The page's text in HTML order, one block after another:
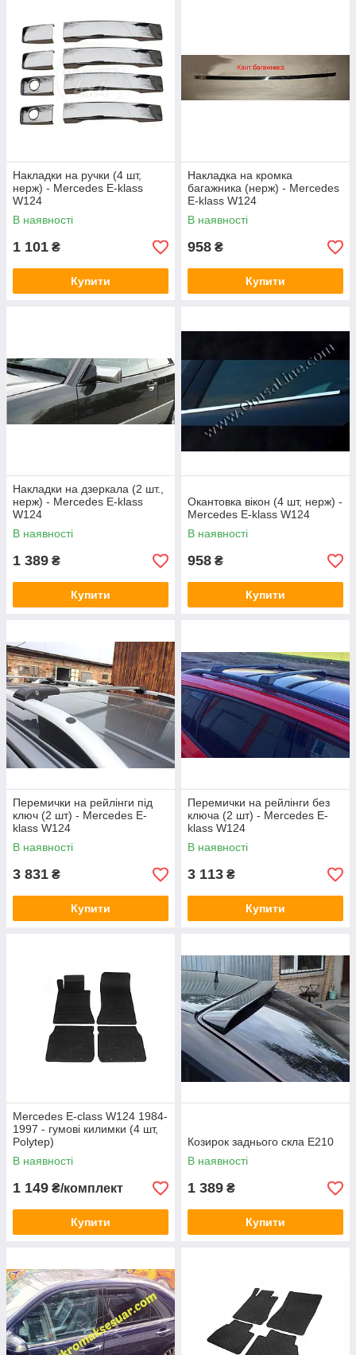
Накладки на ручки (4 шт,
нерж) - Mercedes E-klass
W124
В наявності
1 101 ₴
Купити
Накладка на кромка
багажника (нерж) - Mercedes
E-klass W124
В наявності
958 ₴
Купити
Накладки на дзеркала (2 шт.,
нерж) - Mercedes E-klass
W124
В наявності
1 389 ₴
Купити
Окантовка вікон (4 шт, нерж) -
Mercedes E-klass W124
В наявності
958 ₴
Купити
Перемички на рейлінги під
ключ (2 шт) - Mercedes E-
klass W124
В наявності
3 831 ₴
Купити
Перемички на рейлінги без
ключа (2 шт) - Mercedes E-
klass W124
В наявності
3 113 ₴
Купити
Mercedes E-сlass W124 1984-
1997 - гумові килимки (4 шт,
Polytep)
В наявності
1 149 ₴/комплект
Купити
Козирок заднього скла E210
В наявності
1 389 ₴
Купити